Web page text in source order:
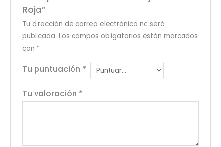
Roja”
Tu dirección de correo electrónico no será
publicada. Los campos obligatorios están marcados
con *
Tu puntuación *
Tu valoración *